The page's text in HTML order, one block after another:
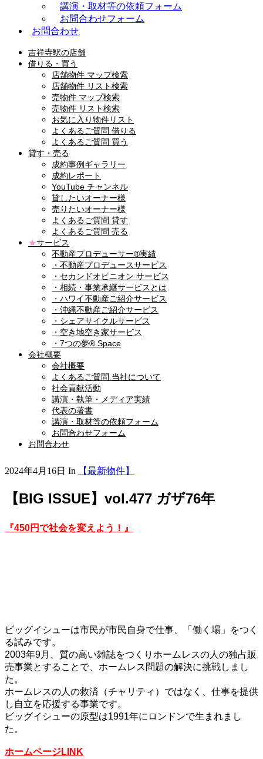
講演・取材等の依頼フォーム
お問合わせフォーム
お問合わせ
吉祥寺駅の店舗
借りる・買う
店舗物件 マップ検索
店舗物件 リスト検索
売物件 マップ検索
売物件 リスト検索
お気に入り物件リスト
よくあるご質問 借りる
よくあるご質問 買う
貸す・売る
成約事例ギャラリー
成約レポート
YouTube チャンネル
貸したいオーナー様
売りたいオーナー様
よくあるご質問 貸す
よくあるご質問 売る
★サービス
不動産プロデューサー®実績
・不動産プロデュースサービス
・セカンドオピニオン サービス
・相続・事業承継サービスとは
・ハワイ不動産ご紹介サービス
・沖縄不動産ご紹介サービス
・シェアサイクルサービス
・空き地空き家サービス
・7つの夢® Space
会社概要
会社概要
よくあるご質問 当社について
社会貢献活動
講演・執筆・メディア実績
代表の著書
講演・取材等の依頼フォーム
お問合わせフォーム
お問合わせ
2024年4月16日 In 【最新物件】
【BIG ISSUE】vol.477 ガザ76年
『450円で社会を変えよう！』
ビッグイシューは市民が市民自身で仕事、「働く場」をつく
る試みです。
2003年9月、質の高い雑誌をつくりホームレスの人の独占販
売事業とすることで、ホームレス問題の解決に挑戦しまし
た。
ホームレスの人の救済（チャリティ）ではなく、仕事を提供
し自立を応援する事業です。
ビッグイシューの原型は1991年にロンドンで生まれまし
た。
ホームページLINK